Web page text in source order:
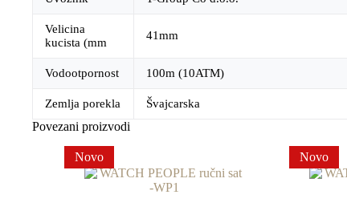
Velicina
kucista (mm
41mm
Vodootpornost 100m (10ATM)
Zemlja porekla Švajcarska
Povezani proizvodi
Novo Novo